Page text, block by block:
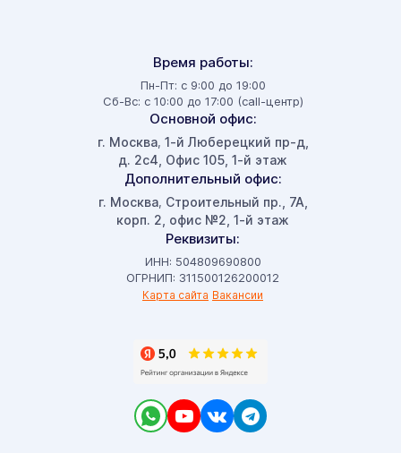
Время работы:
Пн-Пт: с 9:00 до 19:00
Сб-Вс: с 10:00 до 17:00 (call-центр)
Основной офис:
г. Москва, 1-й Люберецкий пр-д,
д. 2с4, Офис 105, 1-й этаж
Дополнительный офис:
г. Москва, Строительный пр., 7А,
корп. 2, офис №2, 1-й этаж
Реквизиты:
ИНН: 504809690800
ОГРНИП: 311500126200012
Карта сайта Вакансии